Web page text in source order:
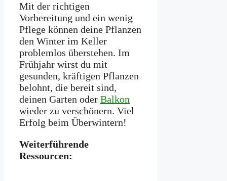
Mit der richtigen
Vorbereitung und ein wenig
Pflege können deine Pflanzen
den Winter im Keller
problemlos überstehen. Im
Frühjahr wirst du mit
gesunden, kräftigen Pflanzen
belohnt, die bereit sind,
deinen Garten oder Balkon
wieder zu verschönern. Viel
Erfolg beim Überwintern!
Weiterführende
Ressourcen: